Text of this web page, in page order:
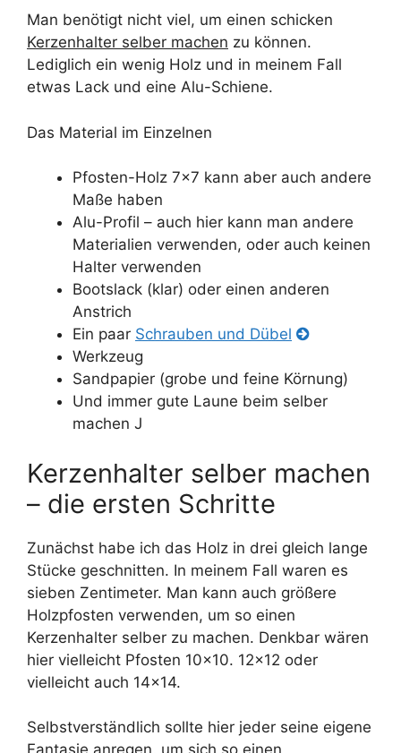
Man benötigt nicht viel, um einen schicken
Kerzenhalter selber machen zu können.
Lediglich ein wenig Holz und in meinem Fall
etwas Lack und eine Alu-Schiene.
Das Material im Einzelnen
Pfosten-Holz 7×7 kann aber auch andere
Maße haben
Alu-Profil – auch hier kann man andere
Materialien verwenden, oder auch keinen
Halter verwenden
Bootslack (klar) oder einen anderen
Anstrich
Ein paar Schrauben und Dübel
Werkzeug
Sandpapier (grobe und feine Körnung)
Und immer gute Laune beim selber
machen J
Kerzenhalter selber machen
– die ersten Schritte
Zunächst habe ich das Holz in drei gleich lange
Stücke geschnitten. In meinem Fall waren es
sieben Zentimeter. Man kann auch größere
Holzpfosten verwenden, um so einen
Kerzenhalter selber zu machen. Denkbar wären
hier vielleicht Pfosten 10×10. 12×12 oder
vielleicht auch 14×14.
Selbstverständlich sollte hier jeder seine eigene
Fantasie anregen, um sich so einen